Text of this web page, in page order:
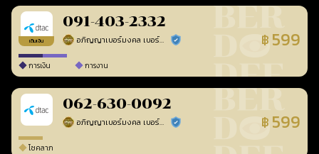
เติมเงิน
091-403-2332
อภิญญาเบอร์มงคล เบอร์สวยเลขศาสตร์ ร้านยืนยันแล้ว ฿ 599
การเงิน การงาน
062-630-0092
อภิญญาเบอร์มงคล เบอร์สวยเลขศาสตร์ ร้านยืนยันแล้ว ฿ 599
โชคลาภ